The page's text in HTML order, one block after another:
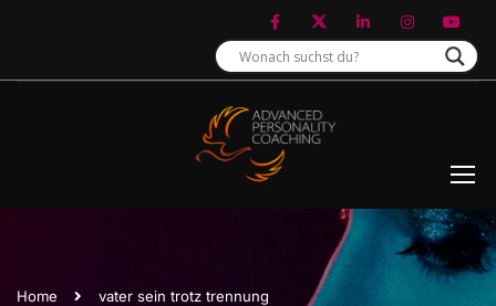
Home vater sein trotz trennung